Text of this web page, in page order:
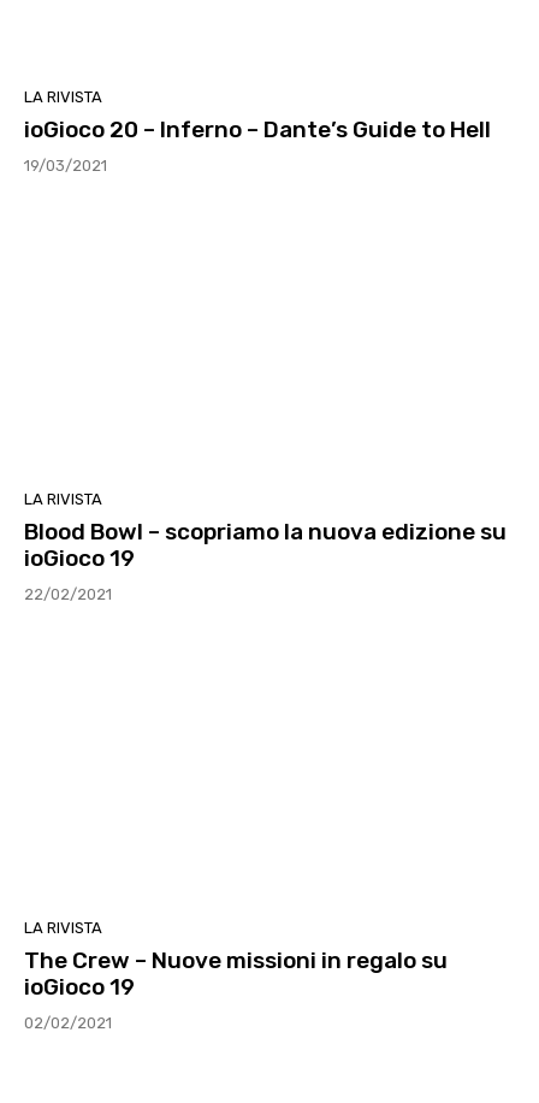
LA RIVISTA
ioGioco 20 – Inferno – Dante’s Guide to Hell
19/03/2021
LA RIVISTA
Blood Bowl – scopriamo la nuova edizione su
ioGioco 19
22/02/2021
LA RIVISTA
The Crew – Nuove missioni in regalo su
ioGioco 19
02/02/2021